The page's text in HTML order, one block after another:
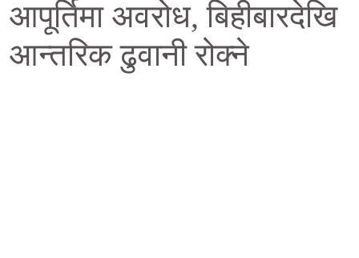
आपूर्तिमा अवरोध, बिहीबारदेखि
आन्तरिक ढुवानी रोक्ने